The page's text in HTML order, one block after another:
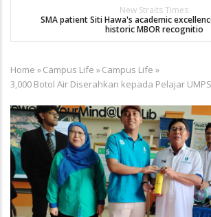
New Straits Times
SMA patient Siti Hawa's academic
historic MBOR recognitio
Breadcrumb
Home »Campus Life »Campus Life »
3,000 Botol Air Diserahkan kepada Pelajar